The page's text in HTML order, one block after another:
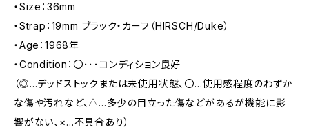
・Size：36mm
・Strap：19mm ブラック・カーフ（HIRSCH/Duke）
・Age：1968年
・Condition：〇･･･コンディション良好
（◎…デッドストックまたは未使用状態、〇…使用感程度のわずか
な傷や汚れなど、△…多少の目立った傷などがあるが機能に影
響がない、×…不具合あり）